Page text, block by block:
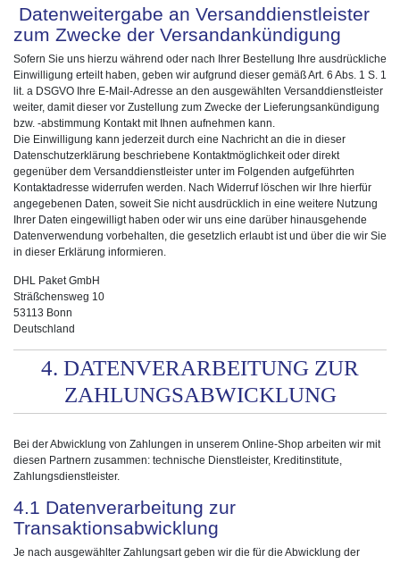
Datenweitergabe an Versanddienstleister
zum Zwecke der Versandankündigung
Sofern Sie uns hierzu während oder nach Ihrer Bestellung Ihre ausdrückliche
Einwilligung erteilt haben, geben wir aufgrund dieser gemäß Art. 6 Abs. 1 S. 1
lit. a DSGVO Ihre E-Mail-Adresse an den ausgewählten Versanddienstleister
weiter, damit dieser vor Zustellung zum Zwecke der Lieferungsankündigung
bzw. -abstimmung Kontakt mit Ihnen aufnehmen kann.
Die Einwilligung kann jederzeit durch eine Nachricht an die in dieser
Datenschutzerklärung beschriebene Kontaktmöglichkeit oder direkt
gegenüber dem Versanddienstleister unter im Folgenden aufgeführten
Kontaktadresse widerrufen werden. Nach Widerruf löschen wir Ihre hierfür
angegebenen Daten, soweit Sie nicht ausdrücklich in eine weitere Nutzung
Ihrer Daten eingewilligt haben oder wir uns eine darüber hinausgehende
Datenverwendung vorbehalten, die gesetzlich erlaubt ist und über die wir Sie
in dieser Erklärung informieren.
DHL Paket GmbH
Sträßchensweg 10
53113 Bonn
Deutschland
4. DATENVERARBEITUNG ZUR
ZAHLUNGSABWICKLUNG
Bei der Abwicklung von Zahlungen in unserem Online-Shop arbeiten wir mit
diesen Partnern zusammen: technische Dienstleister, Kreditinstitute,
Zahlungsdienstleister.
4.1 Datenverarbeitung zur
Transaktionsabwicklung
Je nach ausgewählter Zahlungsart geben wir die für die Abwicklung der